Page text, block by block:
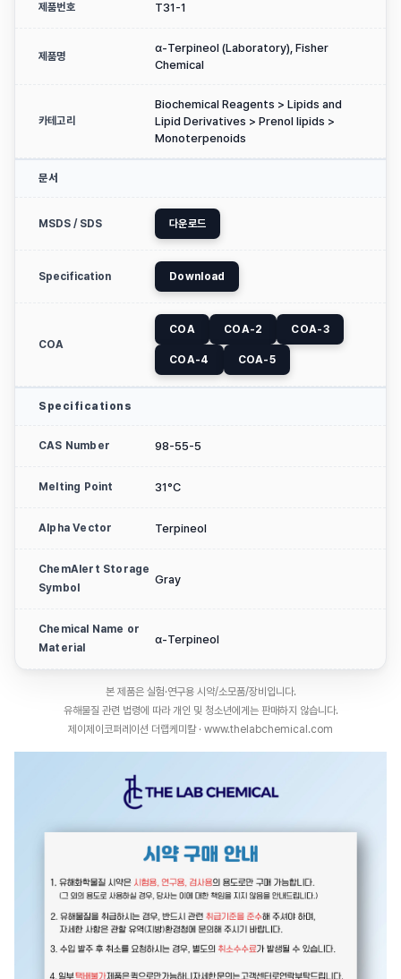
제품번호 T31-1
제품명
α-Terpineol (Laboratory), Fisher
Chemical
카테고리
Biochemical Reagents > Lipids and
Lipid Derivatives > Prenol lipids >
Monoterpenoids
문서
MSDS / SDS 다운로드
Specification Download
COA
COA COA-2 COA-3
COA-4 COA-5
Specifications
CAS Number 98-55-5
Melting Point 31°C
Alpha Vector Terpineol
ChemAlert Storage
Symbol
Gray
Chemical Name or
Material
α-Terpineol
본 제품은 실험·연구용 시약/소모품/장비입니다.
유해물질 관련 법령에 따라 개인 및 청소년에게는 판매하지 않습니다.
제이제이코퍼레이션 더랩케미칼 · www.thelabchemical.com